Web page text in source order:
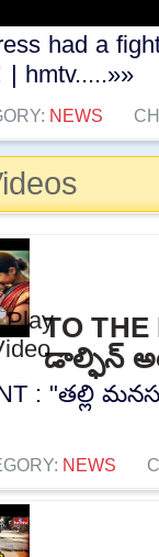
had a
| hmtv.....»»
NEWS
TO
డాల్ఫిన్
: "తల్లి
NEWS